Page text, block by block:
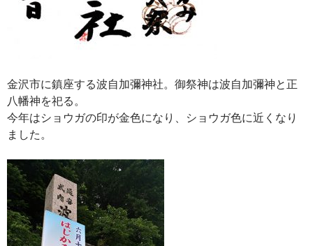
金沢市に鎮座する波自加彌神社。御祭神は波自加彌神と正
八幡神を祀る。
今年はショウガの印が金色になり、ショウガ色に近くなり
ました。